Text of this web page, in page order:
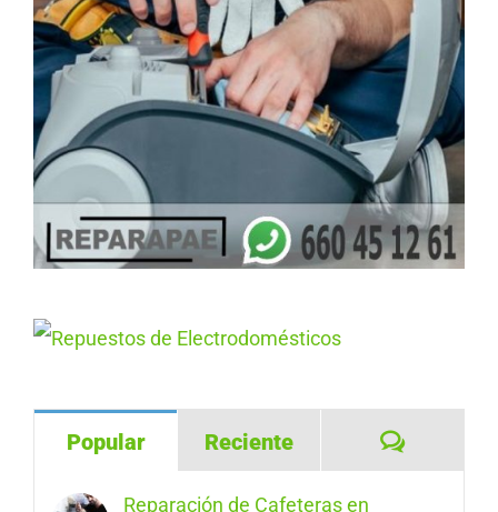
Popular Reciente
Reparación de Cafeteras en